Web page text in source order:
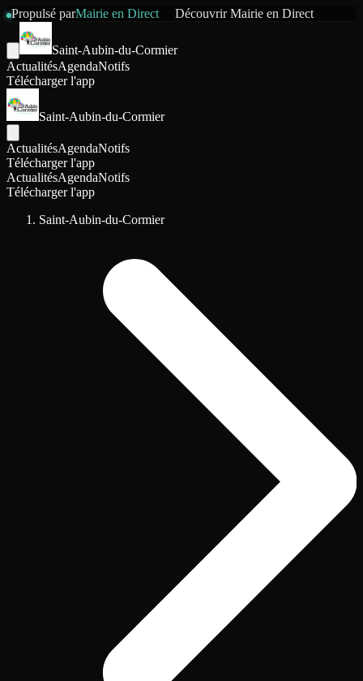
Propulsé parMairie en Direct DécouvrirMairie en Direct
Saint-Aubin-du-Cormier
ActualitésAgendaNotifs
Télécharger l'app
Saint-Aubin-du-Cormier
ActualitésAgendaNotifs
Télécharger l'app
ActualitésAgendaNotifs
Télécharger l'app
Saint-Aubin-du-Cormier